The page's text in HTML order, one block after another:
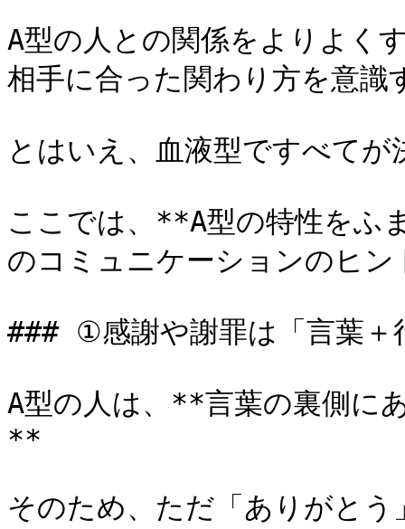
A型の人との関係をよりよく
相手に合った関わり方を意識
とはいえ、血液型ですべて
ここでは、**A型の特性をふ
のコミュニケーションのヒ
### ①感謝や謝罪は「言葉＋
A型の人は、**言葉の裏側に
**
そのため、ただ「ありがと